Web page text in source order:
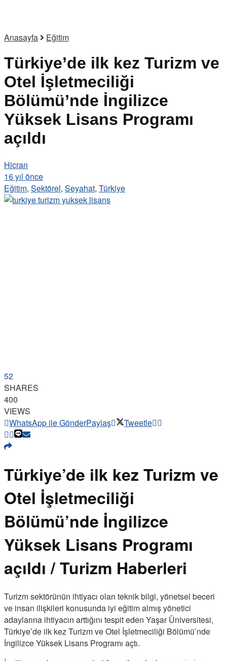
Anasayfa Eğitim
Türkiye’de ilk kez Turizm ve
Otel İşletmeciliği
Bölümü’nde İngilizce
Yüksek Lisans Programı
açıldı
Hicran
16 yıl önce
Eğitim, Sektörel, Seyahat, Türkiye
52
SHARES
400
VIEWS
WhatsApp ile GönderPaylaş Tweetle
Türkiye’de ilk kez Turizm ve
Otel İşletmeciliği
Bölümü’nde İngilizce
Yüksek Lisans Programı
açıldı / Turizm Haberleri
Turizm sektörünün ihtiyacı olan teknik bilgi, yönetsel beceri
ve insan ilişkileri konusunda iyi eğitim almış yönetici
adaylarına ihtiyacın arttığını tespit eden Yaşar Üniversitesi,
Türkiye’de ilk kez Turizm ve Otel İşletmeciliği Bölümü’nde
İngilizce Yüksek Lisans Programı açtı.